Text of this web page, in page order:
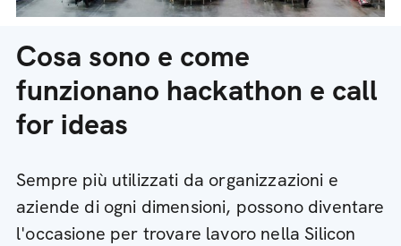
Cosa sono e come
funzionano hackathon e call
for ideas
Sempre più utilizzati da organizzazioni e
aziende di ogni dimensioni, possono diventare
l'occasione per trovare lavoro nella Silicon